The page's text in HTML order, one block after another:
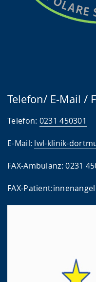
Telefon/ E-Mail /
Telefon: 0231 450301
E-Mail: lwl-klinik-
FAX-Ambulanz: 0231
FAX-